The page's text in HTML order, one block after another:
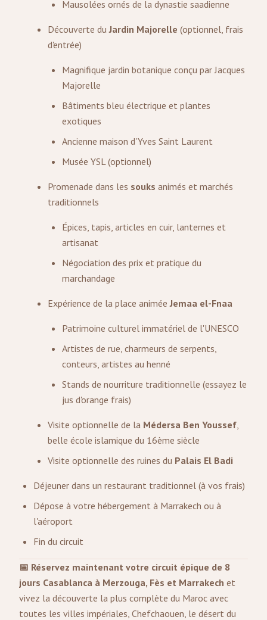
Mausolées ornés de la dynastie saadienne
Découverte duJardin Majorelle (optionnel, frais
d'entrée)
Magnifique jardin botanique conçu par Jacques
Majorelle
Bâtiments bleu électrique et plantes
exotiques
Ancienne maison d'Yves Saint Laurent
Musée YSL (optionnel)
Promenade dans les souks animés et marchés
traditionnels
Épices, tapis, articles en cuir, lanternes et
artisanat
Négociation des prix et pratique du
marchandage
Expérience de la place animéeJemaa el-Fnaa
Patrimoine culturel immatériel de l'UNESCO
Artistes de rue, charmeurs de serpents,
conteurs, artistes au henné
Stands de nourriture traditionnelle (essayez le
jus d'orange frais)
Visite optionnelle de la Médersa Ben Youssef,
belle école islamique du 16ème siècle
Visite optionnelle des ruines du Palais El Badi
Déjeuner dans un restaurant traditionnel (à vos frais)
Dépose à votre hébergement à Marrakech ou à
l'aéroport
Fin du circuit
📅 Réservez maintenant votre circuit épique de 8
jours Casablanca à Merzouga, Fès et Marrakech et
vivez la découverte la plus complète du Maroc avec
toutes les villes impériales, Chefchaouen, le désert du